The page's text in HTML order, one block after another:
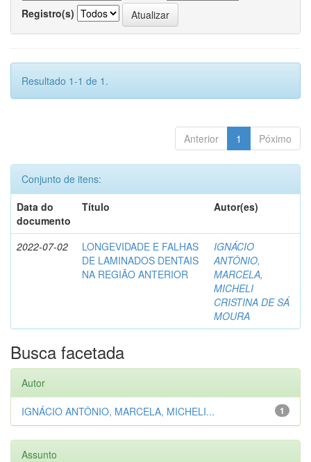
Registro(s)
Resultado 1-1 de 1.
Anterior 1 Póximo
Conjunto de itens:
Data do
documento
Título Autor(es)
2022-07-02
LONGEVIDADE E FALHAS
DE LAMINADOS DENTAIS
NA REGIÃO ANTERIOR
IGNÁCIO
ANTÔNIO,
MARCELA,
MICHELI
CRISTINA DE SÁ
MOURA
Busca facetada
Autor
1
IGNÁCIO ANTÔNIO, MARCELA, MICHELI...
Assunto